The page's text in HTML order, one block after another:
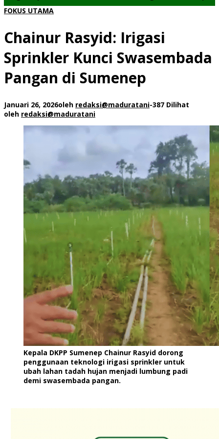
FOKUS UTAMA
Chainur Rasyid: Irigasi
Sprinkler Kunci Swasembada
Pangan di Sumenep
Januari 26, 2026oleh redaksi@maduratani-387 Dilihat
oleh redaksi@maduratani
Kepala DKPP Sumenep Chainur Rasyid dorong
penggunaan teknologi irigasi sprinkler untuk
ubah lahan tadah hujan menjadi lumbung padi
demi swasembada pangan.